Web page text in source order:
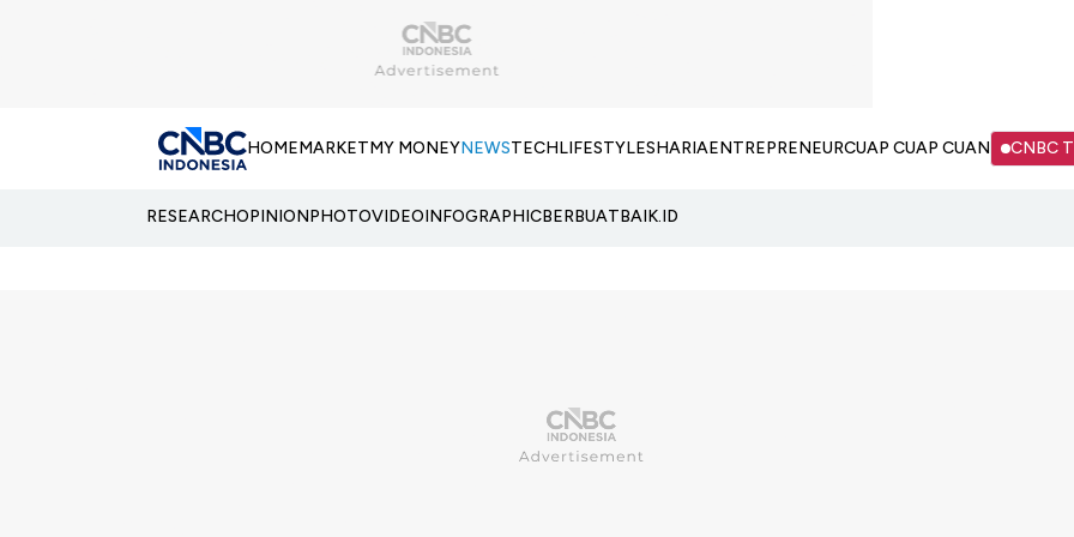
HOMEMARKETMY MONEYNEWSTECHLIFESTYLESHARIAENTREPRENEURCUAP CUAP CUAN CNBC
RESEARCHOPINIONPHOTOVIDEOINFOGRAPHICBERBUATBAIK.ID